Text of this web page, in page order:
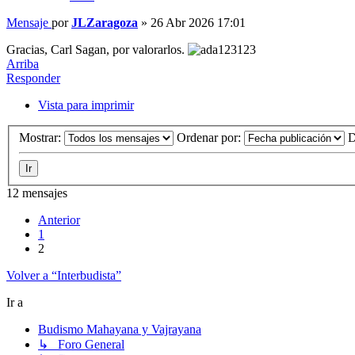
Mensaje porJLZaragoza » 26 Abr 2026 17:01
Gracias, Carl Sagan, por valorarlos.
Arriba
Responder
Vista para imprimir
Mostrar: Ordenar por:
12 mensajes
Anterior
1
2
Volver a “Interbudista”
Ir a
Budismo Mahayana y Vajrayana
↳ Foro General